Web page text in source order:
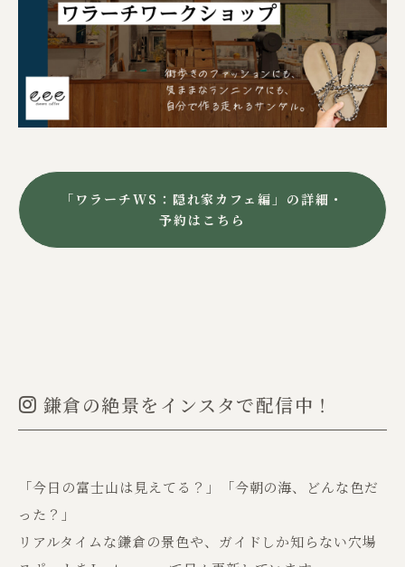
「ワラーチWS：隠れ家カフェ編」の詳細・
予約はこちら
​ ​鎌倉の絶景をインスタで配信中！
「今日の富士山は見えてる？」「今朝の海、どんな色だ
った？」
リアルタイムな鎌倉の景色や、ガイドしか知らない穴場